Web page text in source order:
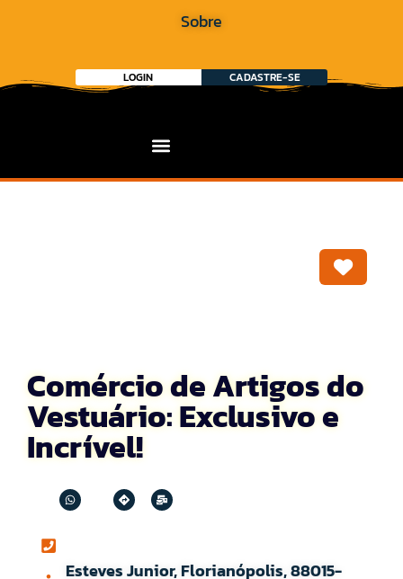
Sobre
LOGIN CADASTRE-SE
Comércio de Artigos do
Vestuário: Exclusivo e
Incrível!
Esteves Junior, Florianópolis, 88015-